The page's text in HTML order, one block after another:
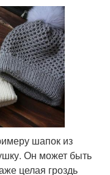
шапок из
Он может быть
целая гроздь